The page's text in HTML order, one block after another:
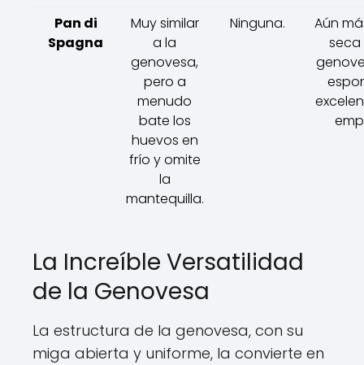
Pan di
Spagna
Muy similar
a la
genovesa,
pero a
menudo
bate los
huevos en
frío y omite
la
mantequilla.
Ninguna.
Aún
seca
La Increíble Versatilidad
de la Genovesa
La estructura de la genovesa, con su
miga abierta y uniforme, la convierte en